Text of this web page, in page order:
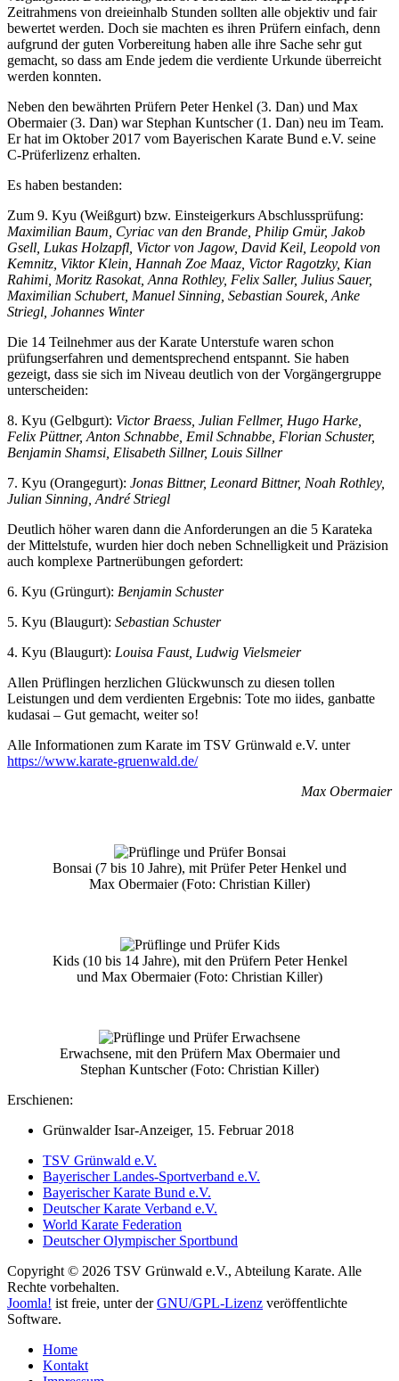
Zeitrahmens von dreieinhalb Stunden sollten alle objektiv und fair
bewertet werden. Doch sie machten es ihren Prüfern einfach, denn
aufgrund der guten Vorbereitung haben alle ihre Sache sehr gut
gemacht, so dass am Ende jedem die verdiente Urkunde überreicht
werden konnten.
Neben den bewährten Prüfern Peter Henkel (3. Dan) und Max
Obermaier (3. Dan) war Stephan Kuntscher (1. Dan) neu im Team.
Er hat im Oktober 2017 vom Bayerischen Karate Bund e.V. seine
C-Prüferlizenz erhalten.
Es haben bestanden:
Zum 9. Kyu (Weißgurt) bzw. Einsteigerkurs Abschlussprüfung:
Maximilian Baum, Cyriac van den Brande, Philip Gmür, Jakob
Gsell, Lukas Holzapfl, Victor von Jagow, David Keil, Leopold von
Kemnitz, Viktor Klein, Hannah Zoe Maaz, Victor Ragotzky, Kian
Rahimi, Moritz Rasokat, Anna Rothley, Felix Saller, Julius Sauer,
Maximilian Schubert, Manuel Sinning, Sebastian Sourek, Anke
Striegl, Johannes Winter
Die 14 Teilnehmer aus der Karate Unterstufe waren schon
prüfungserfahren und dementsprechend entspannt. Sie haben
gezeigt, dass sie sich im Niveau deutlich von der Vorgängergruppe
unterscheiden:
8. Kyu (Gelbgurt): Victor Braess, Julian Fellmer, Hugo Harke,
Felix Püttner, Anton Schnabbe, Emil Schnabbe, Florian Schuster,
Benjamin Shamsi, Elisabeth Sillner, Louis Sillner
7. Kyu (Orangegurt): Jonas Bittner, Leonard Bittner, Noah Rothley,
Julian Sinning, André Striegl
Deutlich höher waren dann die Anforderungen an die 5 Karateka
der Mittelstufe, wurden hier doch neben Schnelligkeit und Präzision
auch komplexe Partnerübungen gefordert:
6. Kyu (Grüngurt): Benjamin Schuster
5. Kyu (Blaugurt): Sebastian Schuster
4. Kyu (Blaugurt): Louisa Faust, Ludwig Vielsmeier
Allen Prüflingen herzlichen Glückwunsch zu diesen tollen
Leistungen und dem verdienten Ergebnis: Tote mo iides, ganbatte
kudasai – Gut gemacht, weiter so!
Alle Informationen zum Karate im TSV Grünwald e.V. unter
https://www.karate-gruenwald.de/
Max Obermaier
Bonsai (7 bis 10 Jahre), mit Prüfer Peter Henkel und
Max Obermaier (Foto: Christian Killer)
Kids (10 bis 14 Jahre), mit den Prüfern Peter Henkel
und Max Obermaier (Foto: Christian Killer)
Erwachsene, mit den Prüfern Max Obermaier und
Stephan Kuntscher (Foto: Christian Killer)
Erschienen:
Grünwalder Isar-Anzeiger, 15. Februar 2018
TSV Grünwald e.V.
Bayerischer Landes-Sportverband e.V.
Bayerischer Karate Bund e.V.
Deutscher Karate Verband e.V.
World Karate Federation
Deutscher Olympischer Sportbund
Copyright © 2026 TSV Grünwald e.V., Abteilung Karate. Alle
Rechte vorbehalten.
Joomla! ist freie, unter derGNU/GPL-Lizenz veröffentlichte
Software.
Home
Kontakt